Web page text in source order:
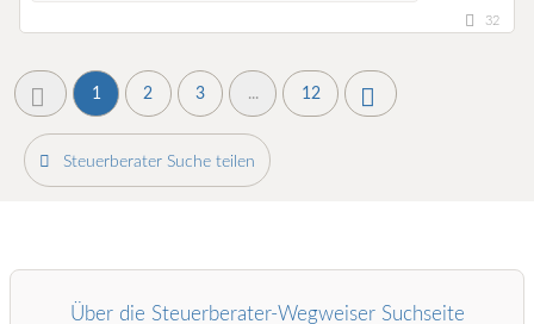
32
1 2 3 ... 12
Steuerberater Suche teilen
Über die Steuerberater-Wegweiser Suchseite